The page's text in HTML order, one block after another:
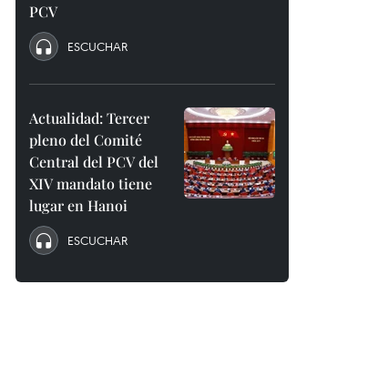
PCV
ESCUCHAR
Actualidad: Tercer
pleno del Comité
Central del PCV del
XIV mandato tiene
lugar en Hanoi
ESCUCHAR